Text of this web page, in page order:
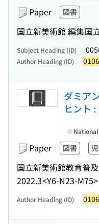
Paper 図書
国立新美術館 編集国
Subject Heading (ID)
Author Heading (ID)
ダミア
ヒント
Paper 図書
国立新美術館教育普
2022.3<Y6-N23-M75>
Author Heading (ID)